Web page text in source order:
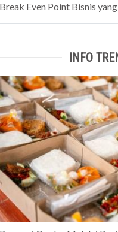
Even Point Bisnis
INFO